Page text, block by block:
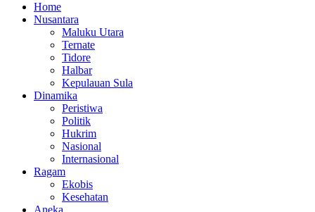
Home
Nusantara
Maluku Utara
Ternate
Tidore
Halbar
Kepulauan Sula
Dinamika
Peristiwa
Politik
Hukrim
Nasional
Internasional
Ragam
Ekobis
Kesehatan
Aneka